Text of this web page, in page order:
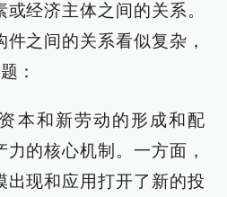
经济主体之间的关系。
之间的关系看似复杂，
：
本和新劳动的形成和配
的核心机制。一方面，
出现和应用打开了新的投